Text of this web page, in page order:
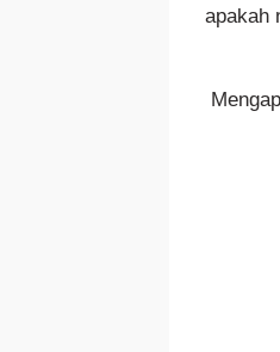
apakah